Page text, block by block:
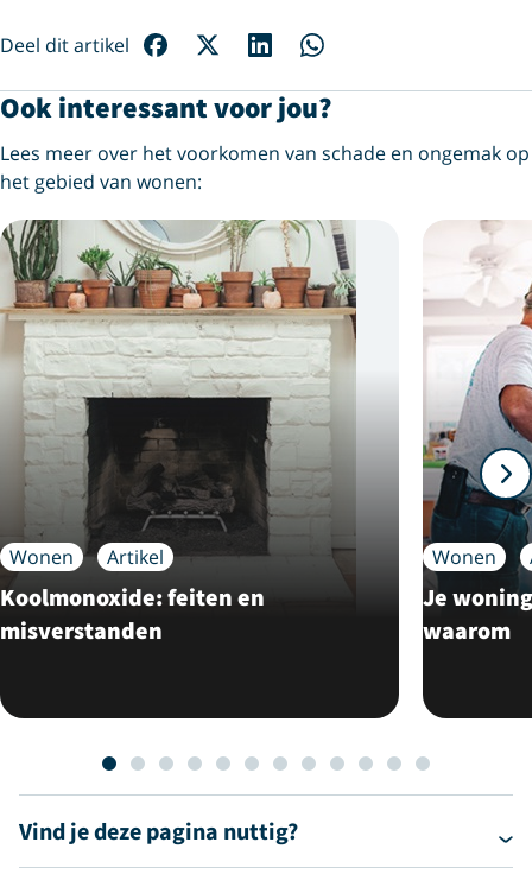
Deel dit artikel
Ook interessant voor jou?
Lees meer over het voorkomen van schade en ongemak op
het gebied van wonen:
Wonen Artikel
Koolmonoxide: feiten en
misverstanden
Wonen
Je
waarom
Vind je deze pagina nuttig?